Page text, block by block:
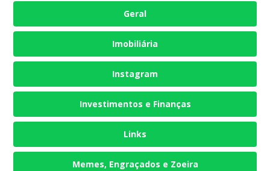
Geral
Imobiliária
Instagram
Investimentos e Finanças
Links
Memes, Engraçados e Zoeira